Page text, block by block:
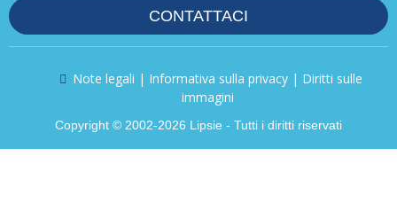
CONTATTACI
Copyright © 2002-2026 Lipsie - Tutti i diritti riservati
Note legali | Informativa sulla privacy | Diritti sulle
immagini